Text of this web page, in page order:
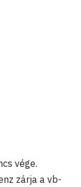
vége.
zárja a vb-